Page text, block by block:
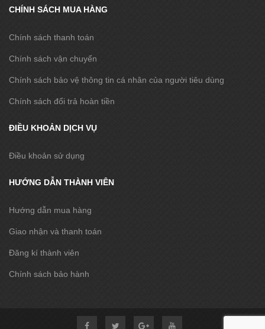
CHÍNH SÁCH MUA HÀNG
Chính sách thanh toán
Chính sách vận chuyển
Chính sách bảo vệ thông tin cá nhân của người tiêu dùng
Chính sách đổi trả hoàn tiền
ĐIỀU KHOẢN DỊCH VỤ
Điều khoản sử dụng
HƯỚNG DẪN THÀNH VIÊN
Hướng dẫn mua hàng
Giao nhận và thanh toán
Đăng kí thành viên
Chính sách bảo hành